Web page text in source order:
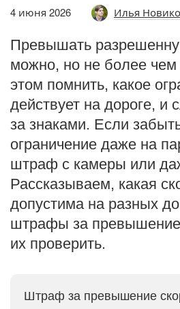
4 июня 2026 Илья
Превышать
можно, но не более
этом помнить, какое
действует на дороге, и
за знаками. Если
ограничение даже на
штраф с камеры или
Рассказываем, какая
допустима на разных
штрафы за превышение
их проверить.
Штраф за превышение